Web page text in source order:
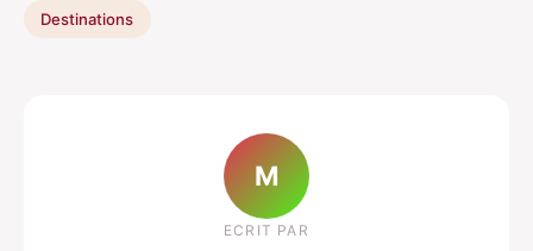
Destinations
M
ECRIT PAR